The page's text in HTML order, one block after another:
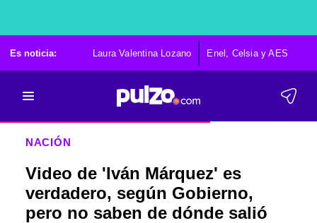
Es noticia: Laura Valentina Lozano Enel, Celsia y AES
NACIÓN
Video de 'Iván Márquez' es
verdadero, según Gobierno,
pero no saben de dónde salió